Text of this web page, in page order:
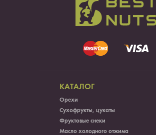
КАТАЛОГ
Орехи
Сухофрукты, цукаты
Фруктовые снеки
Масло холодного отжима